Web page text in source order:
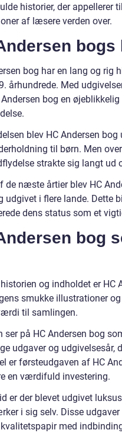
historier, der appellerer
af læsere verden over.
bog har en lang og
århundrede. Med
Andersen bog en
blev HC Andersen
til børn. Men
strakte sig langt ud
de næste årtier blev HC
udgivet i flere lande. Dette
dens status som et
bog
og indholdet er
smukke illustrationer
til samlingen.
ser på HC Andersen bog
udgaver og udgivelsesår,
er førsteudgaven af HC
en værdifuld investering.
er der blevet udgivet
i sig selv. Disse
med